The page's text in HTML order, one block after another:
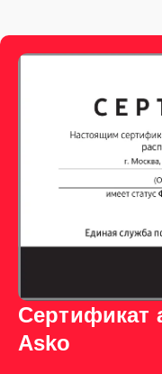
Сертификат
Asko